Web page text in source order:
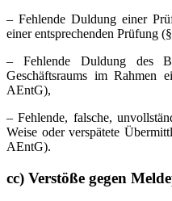
– Fehlende Duldung einer
einer entsprechenden Prüfung
– Fehlende Duldung des
Geschäftsraums im
AEntG),
– Fehlende, falsche,
Weise oder verspätete
AEntG).
cc) Verstöße gegen